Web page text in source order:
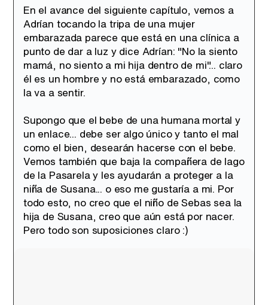
En el avance del siguiente capítulo, vemos a
Adrían tocando la tripa de una mujer
embarazada parece que está en una clínica a
punto de dar a luz y dice Adrían: "No la siento
mamá, no siento a mi hija dentro de mi"... claro
él es un hombre y no está embarazado, como
la va a sentir.
Supongo que el bebe de una humana mortal y
un enlace... debe ser algo único y tanto el mal
como el bien, desearán hacerse con el bebe.
Vemos también que baja la compañera de Iago
de la Pasarela y les ayudarán a proteger a la
niña de Susana... o eso me gustaría a mi. Por
todo esto, no creo que el niño de Sebas sea la
hija de Susana, creo que aún está por nacer.
Pero todo son suposiciones claro :)